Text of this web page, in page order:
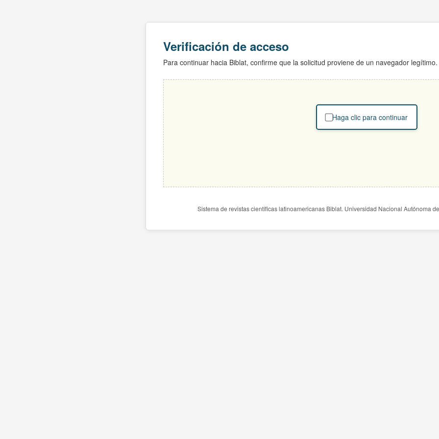
Verificación de acceso
Para continuar hacia Biblat, confirme que la solicitud proviene de un navegador legítimo.
Haga clic para continuar
Sistema de revistas científicas latinoamericanas Biblat. Universidad Nacional Autónoma